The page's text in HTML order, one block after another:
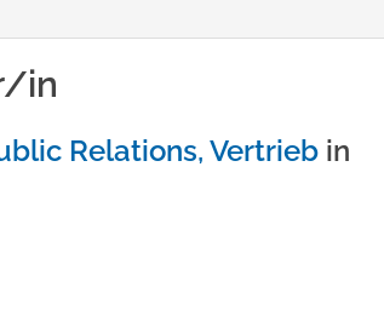
in
Relations, Vertrieb in